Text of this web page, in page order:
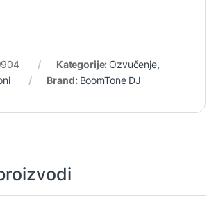
Kategorije:Ozvučenje,
Brand: BoomTone DJ